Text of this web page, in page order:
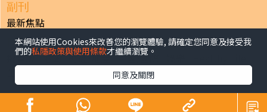
副刊
最新焦點
日報
揭頁版 港聞 財經/地產 中國/國際
生活副刊
體育 專題/人物
香港經濟日報版權所有©2026
本網站使用Cookies來改善您的瀏覽體驗, 請確定您同意及接受我
們的私隱政策與使用條款才繼續瀏覽。
同意及關閉